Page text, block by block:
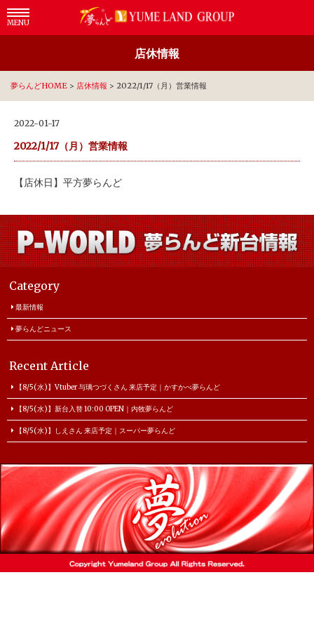
MENU
店休情報
夢らんどHOME > 店休情報 > 2022/1/17（月）営業情報
2022-01-17
2022/1/17（月）営業情報
【店休日】平方夢らんど
Category
最新情報
夢らんどニュース
Recent Article
【8/5(水)】Vtuber 与璃つづくさん 来店予定｜かすかべ夢らんど
【8/5(水)】新台入替 10:00 OPEN｜内牧夢らんど
【8/5(水)】しえさん 来店予定｜スーパー夢らんど